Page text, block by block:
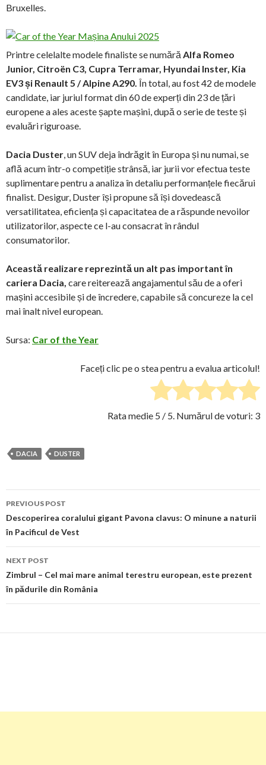
Bruxelles.
Printre celelalte modele finaliste se numără Alfa Romeo
Junior, Citroën C3, Cupra Terramar, Hyundai Inster, Kia
EV3 și Renault 5 / Alpine A290. În total, au fost 42 de modele
candidate, iar juriul format din 60 de experți din 23 de țări
europene a ales aceste șapte mașini, după o serie de teste și
evaluări riguroase.
Dacia Duster, un SUV deja îndrăgit în Europa și nu numai, se
află acum într-o competiție strânsă, iar jurii vor efectua teste
suplimentare pentru a analiza în detaliu performanțele fiecărui
finalist. Desigur, Duster își propune să își dovedească
versatilitatea, eficiența și capacitatea de a răspunde nevoilor
utilizatorilor, aspecte ce l-au consacrat în rândul
consumatorilor.
Această realizare reprezintă un alt pas important în
cariera Dacia, care reiterează angajamentul său de a oferi
mașini accesibile și de încredere, capabile să concureze la cel
mai înalt nivel european.
Sursa: Car of the Year
Faceți clic pe o stea pentru a evalua articolul!
Rata medie 5 / 5. Numărul de voturi: 3
DACIA DUSTER
Post
navigation
PREVIOUS POST
Descoperirea coralului gigant Pavona clavus: O minune a naturii
în Pacificul de Vest
NEXT POST
Zimbrul – Cel mai mare animal terestru european, este prezent
în pădurile din România